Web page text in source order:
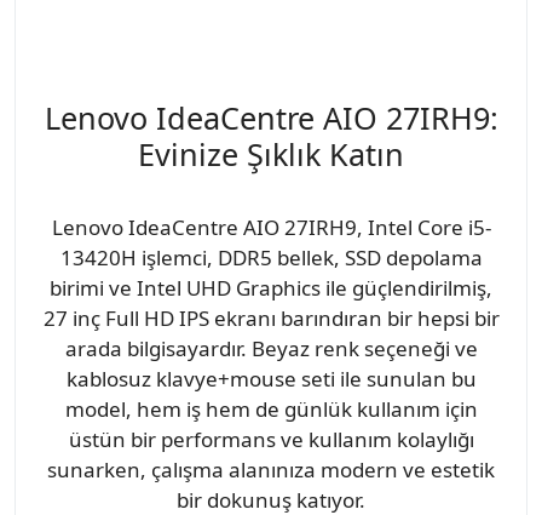
Lenovo IdeaCentre AIO 27IRH9:
Evinize Şıklık Katın
Lenovo IdeaCentre AIO 27IRH9, Intel Core i5-
13420H işlemci, DDR5 bellek, SSD depolama
birimi ve Intel UHD Graphics ile güçlendirilmiş,
27 inç Full HD IPS ekranı barındıran bir hepsi bir
arada bilgisayardır. Beyaz renk seçeneği ve
kablosuz klavye+mouse seti ile sunulan bu
model, hem iş hem de günlük kullanım için
üstün bir performans ve kullanım kolaylığı
sunarken, çalışma alanınıza modern ve estetik
bir dokunuş katıyor.